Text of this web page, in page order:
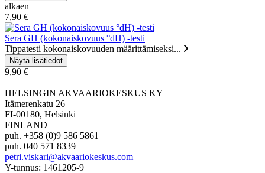
alkaen
7,90 €
Sera GH (kokonaiskovuus °dH) -testi
Tippatesti kokonaiskovuuden määrittämiseksi...
9,90 €
HELSINGIN AKVAARIOKESKUS KY
Itämerenkatu 26
FI-00180, Helsinki
FINLAND
puh. +358 (0)9 586 5861
puh. 040 571 8339
petri.viskari@akvaariokeskus.com
Y-tunnus: 1461205-9